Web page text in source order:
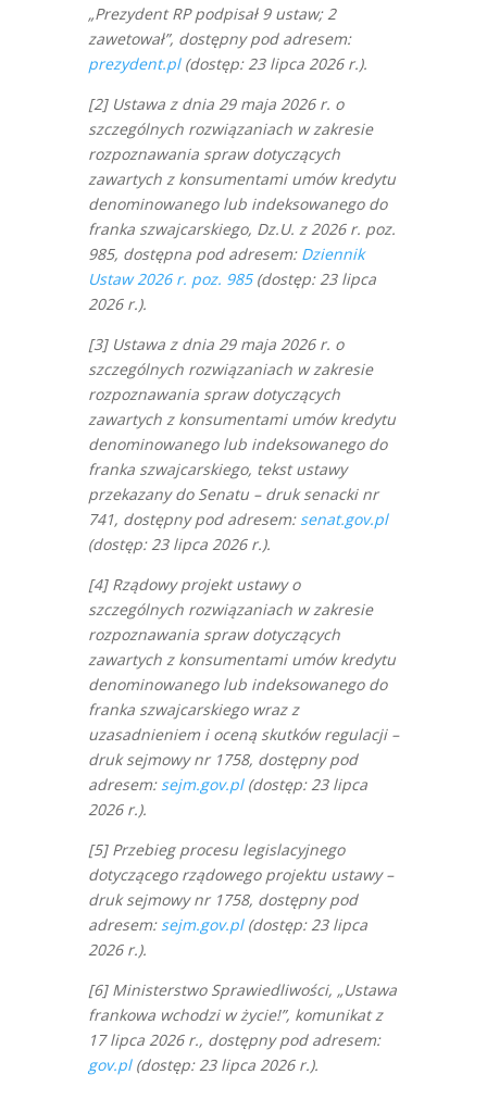
„Prezydent RP podpisał 9 ustaw; 2
zawetował”, dostępny pod adresem:
prezydent.pl(dostęp: 23 lipca 2026 r.).
[2] Ustawa z dnia 29 maja 2026 r. o
szczególnych rozwiązaniach w zakresie
rozpoznawania spraw dotyczących
zawartych z konsumentami umów kredytu
denominowanego lub indeksowanego do
franka szwajcarskiego, Dz.U. z 2026 r. poz.
985, dostępna pod adresem: Dziennik
Ustaw 2026 r. poz. 985(dostęp: 23 lipca
2026 r.).
[3] Ustawa z dnia 29 maja 2026 r. o
szczególnych rozwiązaniach w zakresie
rozpoznawania spraw dotyczących
zawartych z konsumentami umów kredytu
denominowanego lub indeksowanego do
franka szwajcarskiego, tekst ustawy
przekazany do Senatu – druk senacki nr
741, dostępny pod adresem: senat.gov.pl
(dostęp: 23 lipca 2026 r.).
[4] Rządowy projekt ustawy o
szczególnych rozwiązaniach w zakresie
rozpoznawania spraw dotyczących
zawartych z konsumentami umów kredytu
denominowanego lub indeksowanego do
franka szwajcarskiego wraz z
uzasadnieniem i oceną skutków regulacji –
druk sejmowy nr 1758, dostępny pod
adresem: sejm.gov.pl(dostęp: 23 lipca
2026 r.).
[5] Przebieg procesu legislacyjnego
dotyczącego rządowego projektu ustawy –
druk sejmowy nr 1758, dostępny pod
adresem: sejm.gov.pl(dostęp: 23 lipca
2026 r.).
[6] Ministerstwo Sprawiedliwości, „Ustawa
frankowa wchodzi w życie!”, komunikat z
17 lipca 2026 r., dostępny pod adresem:
gov.pl(dostęp: 23 lipca 2026 r.).